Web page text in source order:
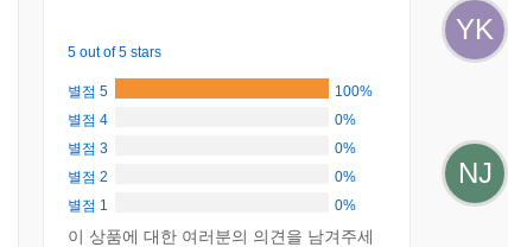
5 out of 5 stars
별점 5
100%
별점 4
0%
별점 3
0%
별점 2
0%
별점 1
0%
이 상품에 대한 여러분의 의견을 남겨주세
YK
NJ